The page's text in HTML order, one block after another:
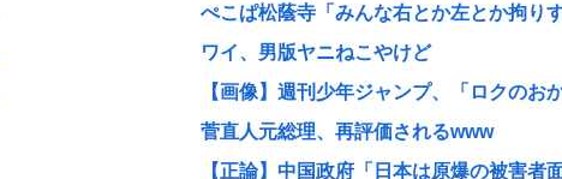
ぺこぱ松蔭寺「みんな右とか左とか拘り
ワイ、男版ヤニねこやけど
【画像】週刊少年ジャンプ、「ロクのお
菅直人元総理、再評価されるwww
【正論】中国政府「日本は原爆の被害者